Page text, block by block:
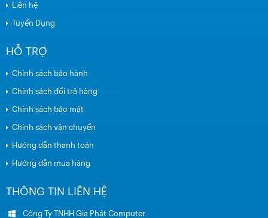
Liên hệ
Tuyển Dụng
HỖ TRỢ
Chính sách bảo hành
Chính sách đổi trả hàng
Chính sách bảo mật
Chính sách vận chuyển
Hướng dẫn thanh toán
Hướng dẫn mua hàng
THÔNG TIN LIÊN HỆ
Công Ty TNHH Gia Phát Computer